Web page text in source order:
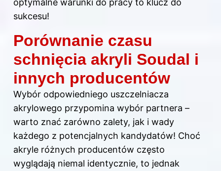
sukcesu!
Porównanie czasu
schnięcia akryli Soudal i
innych producentów
Wybór odpowiedniego uszczelniacza
akrylowego przypomina wybór partnera –
warto znać zarówno zalety, jak i wady
każdego z potencjalnych kandydatów! Choć
akryle różnych producentów często
wyglądają niemal identycznie, to jednak